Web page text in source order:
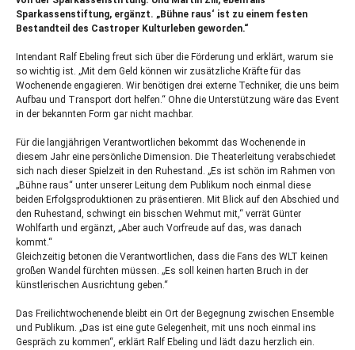
Sparkassenstiftung, ergänzt. „Bühne raus‘ ist zu einem festen
Bestandteil des Castroper Kulturleben geworden.“
Intendant Ralf Ebeling freut sich über die Förderung und erklärt, warum sie
so wichtig ist. „Mit dem Geld können wir zusätzliche Kräfte für das
Wochenende engagieren. Wir benötigen drei externe Techniker, die uns beim
Aufbau und Transport dort helfen.“ Ohne die Unterstützung wäre das Event
in der bekannten Form gar nicht machbar.
Für die langjährigen Verantwortlichen bekommt das Wochenende in
diesem Jahr eine persönliche Dimension. Die Theaterleitung verabschiedet
sich nach dieser Spielzeit in den Ruhestand. „Es ist schön im Rahmen von
„Bühne raus“ unter unserer Leitung dem Publikum noch einmal diese
beiden Erfolgsproduktionen zu präsentieren. Mit Blick auf den Abschied und
den Ruhestand, schwingt ein bisschen Wehmut mit,“ verrät Günter
Wohlfarth und ergänzt, „Aber auch Vorfreude auf das, was danach
kommt.“
Gleichzeitig betonen die Verantwortlichen, dass die Fans des WLT keinen
großen Wandel fürchten müssen. „Es soll keinen harten Bruch in der
künstlerischen Ausrichtung geben.“
Das Freilichtwochenende bleibt ein Ort der Begegnung zwischen Ensemble
und Publikum. „Das ist eine gute Gelegenheit, mit uns noch einmal ins
Gespräch zu kommen“, erklärt Ralf Ebeling und lädt dazu herzlich ein.